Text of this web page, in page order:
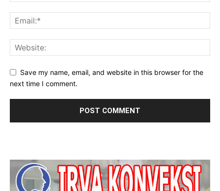
Save my name, email, and website in this browser for the
next time I comment.